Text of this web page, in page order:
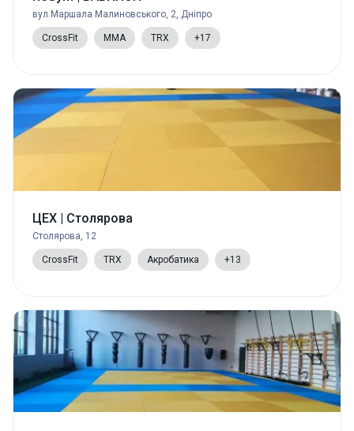
вул.Маршала Малиновського, 2, Дніпро
CrossFit MMA TRX +17
ЦЕХ | Столярова
Столярова, 12
CrossFit TRX Акробатика +13